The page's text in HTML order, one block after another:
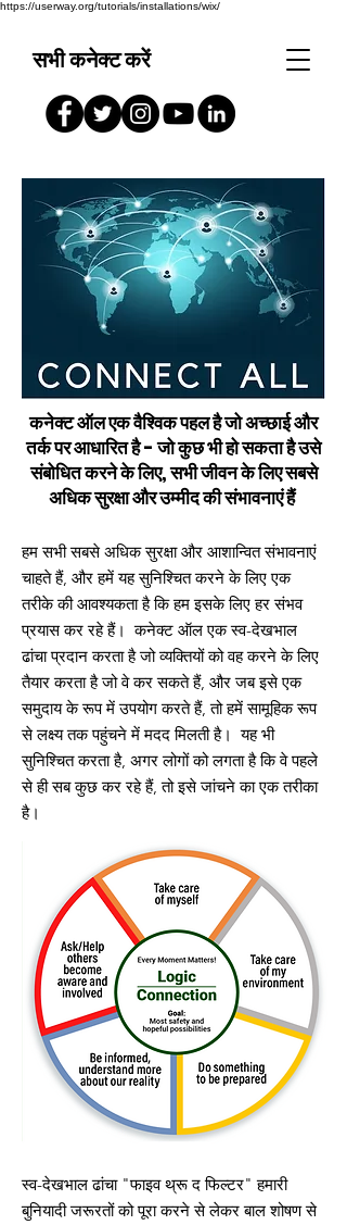
https://userway.org/tutorials/installations/wix/
सभी कनेक्ट करें
कनेक्ट ऑल एक वैश्विक पहल है जो अच्छाई और
तर्क पर आधारित है - जो कुछ भी हो सकता है उसे
संबोधित करने के लिए, सभी जीवन के लिए सबसे
अधिक सुरक्षा और उम्मीद की संभावनाएं हैं
हम सभी सबसे अधिक सुरक्षा और आशान्वित संभावनाएं
चाहते हैं, और हमें यह सुनिश्चित करने के लिए एक
तरीके की आवश्यकता है कि हम इसके लिए हर संभव
प्रयास कर रहे हैं। कनेक्ट ऑल एक स्व-देखभाल
ढांचा प्रदान करता है जो व्यक्तियों को वह करने के लिए
तैयार करता है जो वे कर सकते हैं, और जब इसे एक
समुदाय के रूप में उपयोग करते हैं, तो हमें सामूहिक रूप
से लक्ष्य तक पहुंचने में मदद मिलती है। यह भी
सुनिश्चित करता है, अगर लोगों को लगता है कि वे पहले
से ही सब कुछ कर रहे हैं, तो इसे जांचने का एक तरीका
है।
स्व-देखभाल ढांचा "फाइव थ्रू द फिल्टर" हमारी
बुनियादी जरूरतों को पूरा करने से लेकर बाल शोषण से